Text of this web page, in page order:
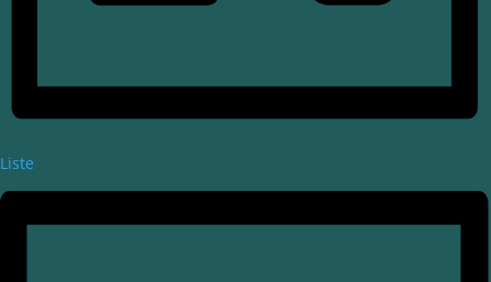
Liste